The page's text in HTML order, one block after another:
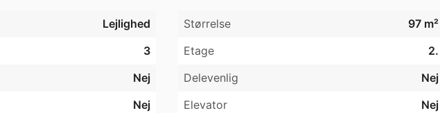
Lejlighed Størrelse
97 m²
3 Etage
2.
Nej Delevenlig
Nej
Nej Elevator
Nej